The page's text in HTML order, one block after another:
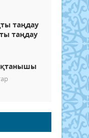
таңдау
таңдау